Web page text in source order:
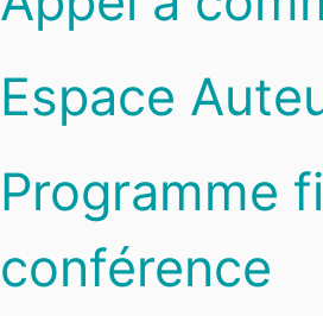
Espace
Programme
conférence